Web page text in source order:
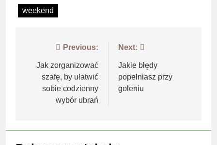
weekend
Nawigacja
wpisu
Previous:
Jak zorganizować
szafę, by ułatwić
sobie codzienny
wybór ubrań
Next:
Jakie błędy
popełniasz przy
goleniu